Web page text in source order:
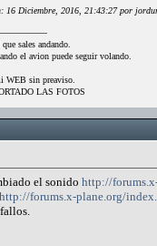
16 Diciembre, 2016, 21:43:27 por
sales andando.
el avion puede seguir volando.
WEB sin preaviso.
LAS FOTOS
el sonido http://
http://forums.x-plane.org/